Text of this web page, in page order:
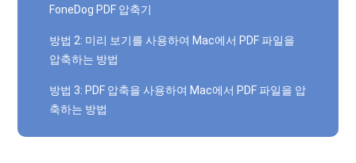
FoneDog PDF 압축기
방법 2: 미리 보기를 사용하여 Mac에서 PDF 파일을
압축하는 방법
방법 3: PDF 압축을 사용하여 Mac에서 PDF 파일을 압
축하는 방법